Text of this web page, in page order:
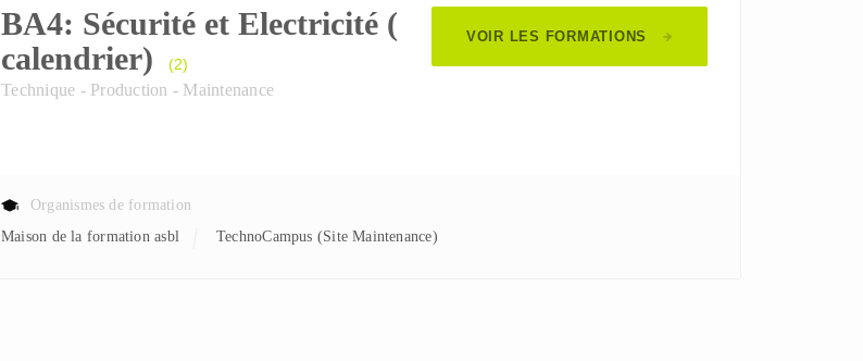
VOIR LES FORMATIONS
BA4: Sécurité et Electricité (
calendrier)
(2)
Technique - Production - Maintenance
Organismes de formation
Maison de la formation asbl
TechnoCampus (Site Maintenance)